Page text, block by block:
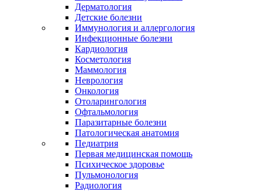
Дерматология
Детские болезни
Иммунология и аллергология
Инфекционные болезни
Кардиология
Косметология
Маммология
Неврология
Онкология
Отоларингология
Офтальмология
Паразитарные болезни
Патологическая анатомия
Педиатрия
Первая медицинская помощь
Психическое здоровье
Пульмонология
Радиология